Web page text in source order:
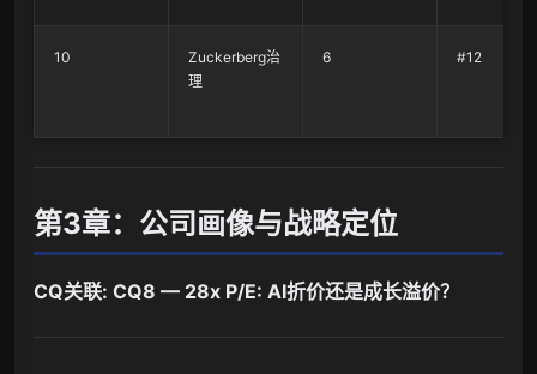
10
Zuckerberg治
理
6 #12
第3章：公司画像与战略定位
CQ关联: CQ8 — 28x P/E: AI折价还是成长溢价？